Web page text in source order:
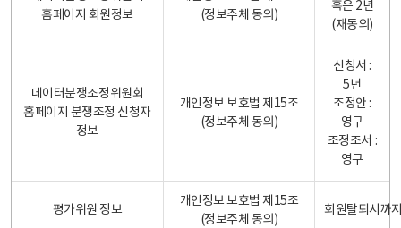
홈페이지 회원정보
(정보주체 동의)
혹은 2년
(재동의)
데이터분쟁조정위원회
홈페이지 분쟁조정 신청자
정보
개인정보 보호법 제15조
(정보주체 동의)
신청서 :
5년
조정안 :
영구
조정조서 :
영구
평가위원 정보
개인정보 보호법 제15조
(정보주체 동의)
회원탈퇴시까